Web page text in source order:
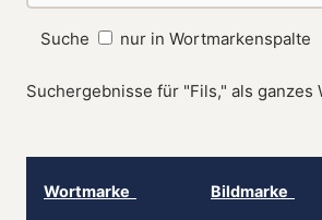
Suche nur in Wortmarkenspalte
Suchergebnisse für "Fils," als ganzes
Wortmarke Bildmarke